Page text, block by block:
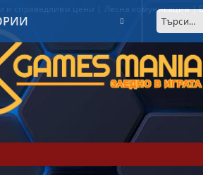
и справедливи цени | Лесна комуникация